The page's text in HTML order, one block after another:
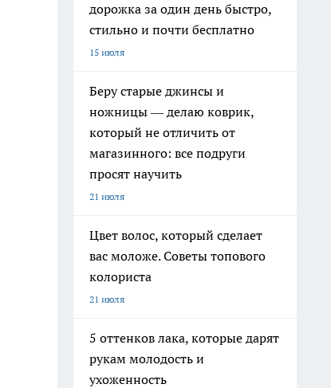
дорожка за один день быстро,
стильно и почти бесплатно
15 июля
Беру старые джинсы и
ножницы — делаю коврик,
который не отличить от
магазинного: все подруги
просят научить
21 июля
Цвет волос, который сделает
вас моложе. Советы топового
колориста
21 июля
5 оттенков лака, которые дарят
рукам молодость и
ухоженность